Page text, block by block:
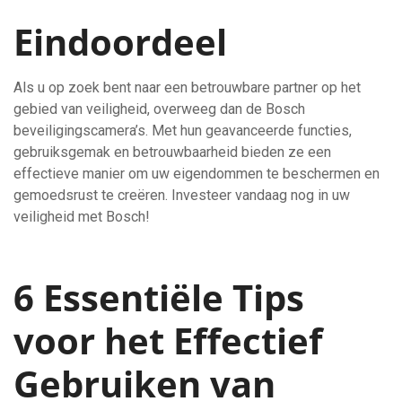
Eindoordeel
Als u op zoek bent naar een betrouwbare partner op het
gebied van veiligheid, overweeg dan de Bosch
beveiligingscamera’s. Met hun geavanceerde functies,
gebruiksgemak en betrouwbaarheid bieden ze een
effectieve manier om uw eigendommen te beschermen en
gemoedsrust te creëren. Investeer vandaag nog in uw
veiligheid met Bosch!
6 Essentiële Tips
voor het Effectief
Gebruiken van